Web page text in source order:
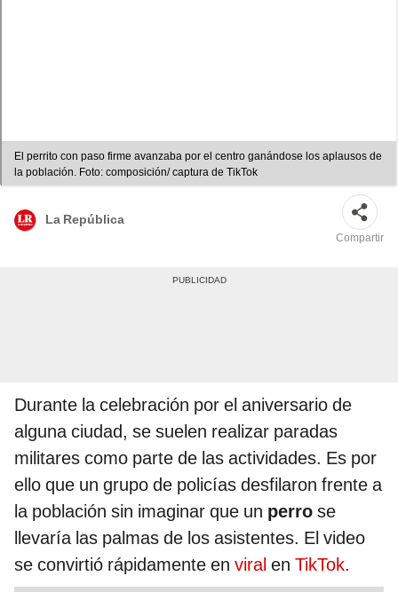
El perrito con paso firme avanzaba por el centro ganándose los aplausos de
la población. Foto: composición/ captura de TikTok
La República
Compartir
Durante la celebración por el aniversario de
alguna ciudad, se suelen realizar paradas
militares como parte de las actividades. Es por
ello que un grupo de policías desfilaron frente a
la población sin imaginar que un perro se
llevaría las palmas de los asistentes. El video
se convirtió rápidamente en viral en TikTok.